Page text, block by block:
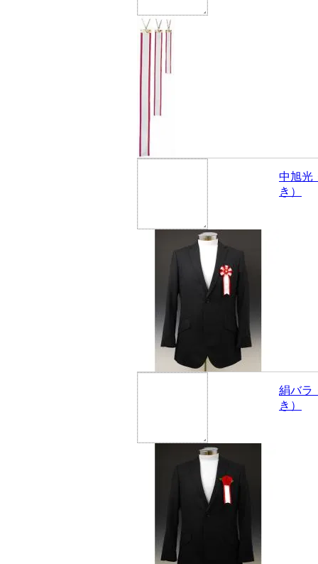
中旭光
き）
絹バラ
き）